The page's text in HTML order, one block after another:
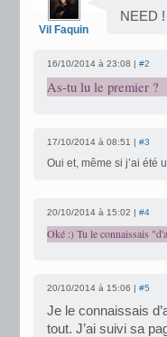
Vil Faquin
NEED !
16/10/2014 à 23:08 | #2
As-tu lu le premier ?
17/10/2014 à 08:51 | #3
Oui et, même si j’ai été
20/10/2014 à 15:02 | #4
Oké :) Tu le connaissais
20/10/2014 à 15:06 | #5
Je le connaissais
tout. J’ai suivi sa